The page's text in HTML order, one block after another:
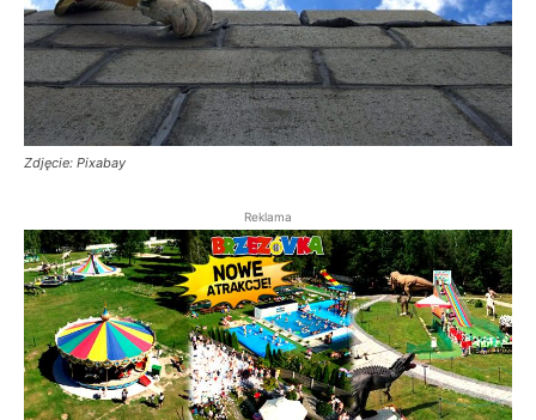
Zdjęcie: Pixabay
Reklama